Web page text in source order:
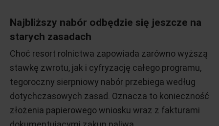
Najbliższy nabór odbędzie się jeszcze na
starych zasadach
Choć resort rolnictwa zapowiada zarówno wyższą
stawkę zwrotu, jak i cyfryzację całego programu,
tegoroczny sierpniowy nabór przebiega według
dotychczasowych zasad. Oznacza to konieczność
złożenia papierowego wniosku wraz z fakturami